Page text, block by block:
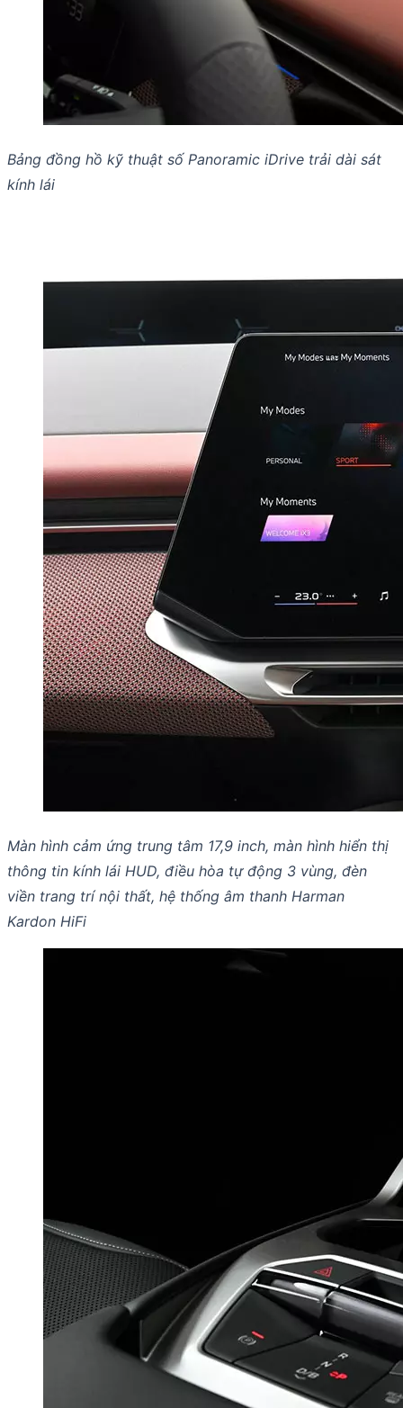
Bảng đồng hồ kỹ thuật số Panoramic iDrive trải dài sát
kính lái
Màn hình cảm ứng trung tâm 17,9 inch, màn hình hiển thị
thông tin kính lái HUD, điều hòa tự động 3 vùng, đèn
viền trang trí nội thất, hệ thống âm thanh Harman
Kardon HiFi